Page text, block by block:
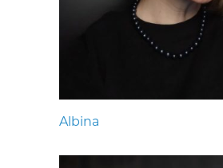
Albina